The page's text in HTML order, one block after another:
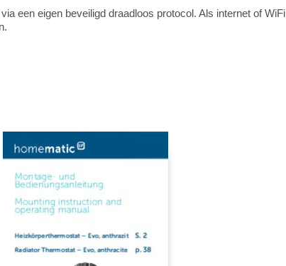
een eigen beveiligd draadloos protocol. Als internet of WiFi